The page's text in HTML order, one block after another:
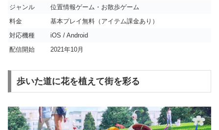
ジャンル
位置情報ゲーム・お散歩ゲーム
料金
基本プレイ無料（アイテム課金あり）
対応機種
iOS / Android
配信開始
2021年10月
歩いた道に花を植えて街を彩る